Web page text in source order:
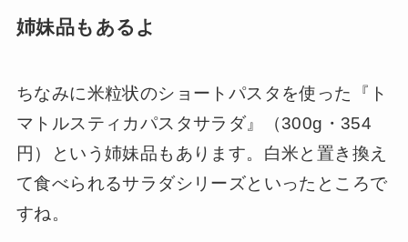
姉妹品もあるよ
ちなみに米粒状のショートパスタを使った『ト
マトルスティカパスタサラダ』（300g・354
円）という姉妹品もあります。白米と置き換え
て食べられるサラダシリーズといったところで
すね。